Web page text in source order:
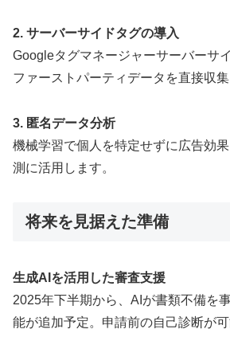
2. サーバーサイドタグの導入
Googleタグマネージャーサーバーサ
ファーストパーティデータを直接収集
3. 匿名データ分析
機械学習で個人を特定せずに広告効
測に活用します。
将来を見据えた準備
生成AIを活用した審査支援
2025年下半期から、AIが書類不備を
能が追加予定。申請前の自己診断が可